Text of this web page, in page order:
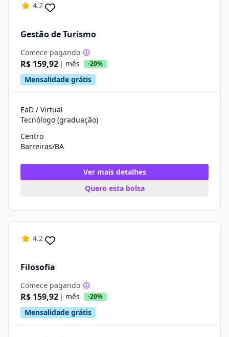
4.2
Gestão de Turismo
Comece pagando
R$ 159,92 | mês -20%
Mensalidade grátis
EaD / Virtual
Tecnólogo (graduação)
Centro
Barreiras/BA
Ver mais detalhes
Quero esta bolsa
4.2
Filosofia
Comece pagando
R$ 159,92 | mês -20%
Mensalidade grátis